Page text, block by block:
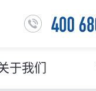
于我们